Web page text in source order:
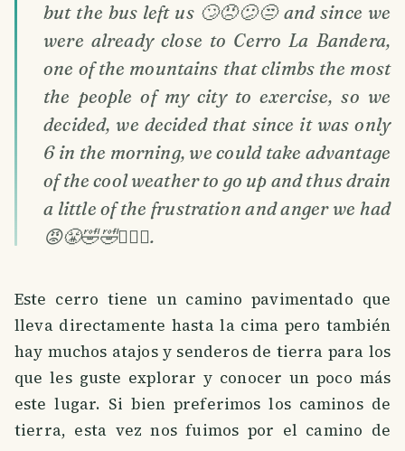
but the bus left us 🙄😠😕😒 and since we
were already close to Cerro La Bandera,
one of the mountains that climbs the most
the people of my city to exercise, so we
decided, we decided that since it was only
6 in the morning, we could take advantage
of the cool weather to go up and thus drain
a little of the frustration and anger we had
😡😤🤣🤣🤷🏻‍♀️.
Este cerro tiene un camino pavimentado que
lleva directamente hasta la cima pero también
hay muchos atajos y senderos de tierra para los
que les guste explorar y conocer un poco más
este lugar. Si bien preferimos los caminos de
tierra, esta vez nos fuimos por el camino de